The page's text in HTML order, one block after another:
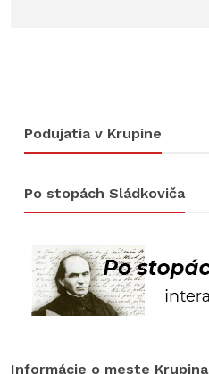
Podujatia v Krupine
Po stopách Sládkoviča
Informácie o meste Krupina